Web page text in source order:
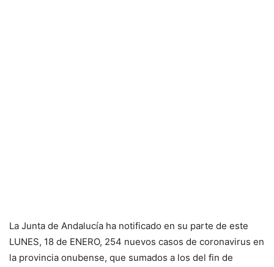
La Junta de Andalucía ha notificado en su parte de este
LUNES, 18 de ENERO, 254 nuevos casos de coronavirus en
la provincia onubense, que sumados a los del fin de